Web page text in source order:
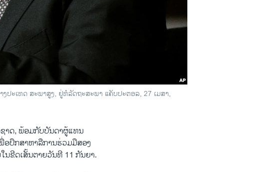
ປະເທດ ສະພາສູງ, ຢູ່ຫໍລັດຖະສະພາ ແຄັບປະຕອລ, 27 ເມສາ,
າດ, ພ້ອມກັບບັນດາຜູ້ແທນ
ອປຶກສາຫາລືການຮ່ວມມືສອງ
ຂີດເສັ້ນຕາຍວັນທີ 11 ກັນຍາ.